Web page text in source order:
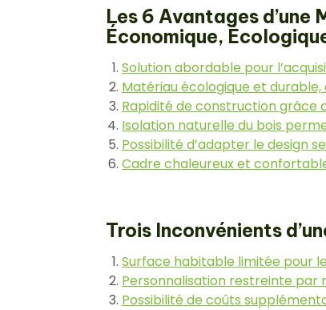
Les 6 Avantages d’une
Économique,
Solution abordable pour
Matériau écologique et
Rapidité de construction grâce
Isolation naturelle du bois
Possibilité d’adapter le design
Cadre chaleureux et
Trois Inconvénients
Surface habitable limitée pour
Personnalisation restreinte
Possibilité de coûts